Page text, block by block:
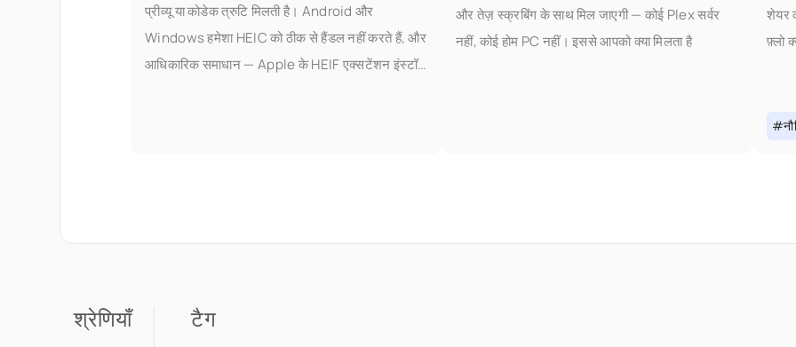
प्रीव्यू या कोडेक त्रुटि मिलती है। Android और
Windows हमेशा HEIC को ठीक से हैंडल नहीं करते हैं, और
आधिकारिक समाधान — Apple के HEIF एक्सटेंशन इंस्टॉल
और तेज़ स्क्रबिंग के साथ मिल जाएगी — कोई Plex सर्वर
नहीं, कोई होम PC नहीं। इससे आपको क्या मिलता है
शेयर
फ़्लो
श्रेणियाँ टैग